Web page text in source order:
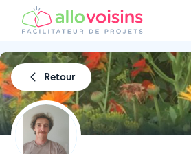
Retour